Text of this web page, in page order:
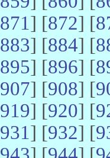
871] [872] [
883] [884] [
895] [896] [
907] [908] [
919] [920] [
931] [932] [